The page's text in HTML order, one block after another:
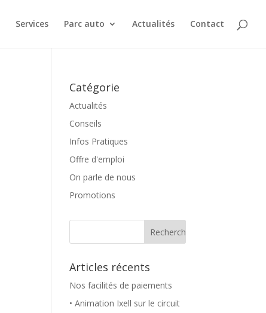
Services Parc auto Actualités Contact
Catégorie
Actualités
Conseils
Infos Pratiques
Offre d'emploi
On parle de nous
Promotions
Articles récents
Nos facilités de paiements
• Animation Ixell sur le circuit